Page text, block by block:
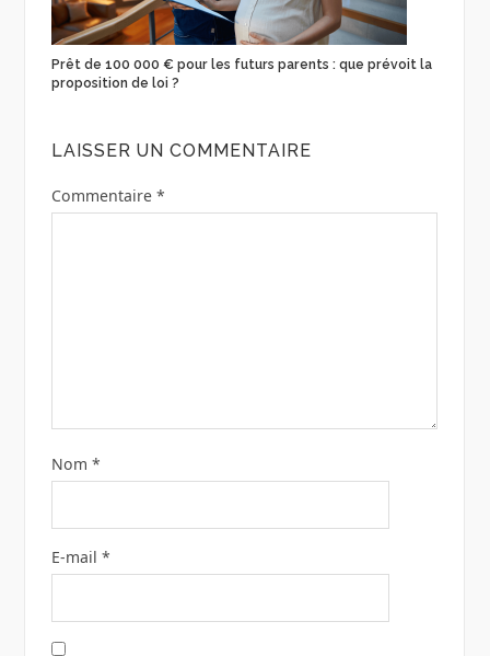
Prêt de 100 000 € pour les futurs parents : que prévoit la
proposition de loi ?
LAISSER UN COMMENTAIRE
Commentaire *
Nom *
E-mail *